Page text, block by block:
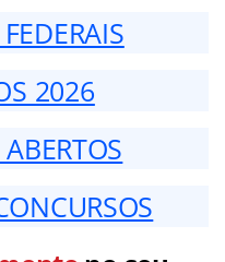
2026